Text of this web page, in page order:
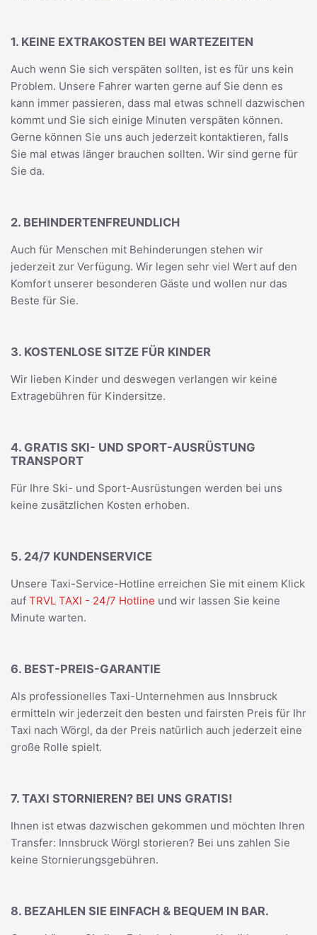
1. KEINE EXTRAKOSTEN BEI WARTEZEITEN
Auch wenn Sie sich verspäten sollten, ist es für uns kein
Problem. Unsere Fahrer warten gerne auf Sie denn es
kann immer passieren, dass mal etwas schnell dazwischen
kommt und Sie sich einige Minuten verspäten können.
Gerne können Sie uns auch jederzeit kontaktieren, falls
Sie mal etwas länger brauchen sollten. Wir sind gerne für
Sie da.
2. BEHINDERTENFREUNDLICH
Auch für Menschen mit Behinderungen stehen wir
jederzeit zur Verfügung. Wir legen sehr viel Wert auf den
Komfort unserer besonderen Gäste und wollen nur das
Beste für Sie.
3. KOSTENLOSE SITZE FÜR KINDER
Wir lieben Kinder und deswegen verlangen wir keine
Extragebühren für Kindersitze.
4. GRATIS SKI- UND SPORT-AUSRÜSTUNG
TRANSPORT
Für Ihre Ski- und Sport-Ausrüstungen werden bei uns
keine zusätzlichen Kosten erhoben.
5. 24/7 KUNDENSERVICE
Unsere Taxi-Service-Hotline erreichen Sie mit einem Klick
auf TRVL TAXI - 24/7 Hotline und wir lassen Sie keine
Minute warten.
6. BEST-PREIS-GARANTIE
Als professionelles Taxi-Unternehmen aus Innsbruck
ermitteln wir jederzeit den besten und fairsten Preis für Ihr
Taxi nach Wörgl, da der Preis natürlich auch jederzeit eine
große Rolle spielt.
7. TAXI STORNIEREN? BEI UNS GRATIS!
Ihnen ist etwas dazwischen gekommen und möchten Ihren
Transfer: Innsbruck Wörgl storieren? Bei uns zahlen Sie
keine Stornierungsgebühren.
8. BEZAHLEN SIE EINFACH & BEQUEM IN BAR.